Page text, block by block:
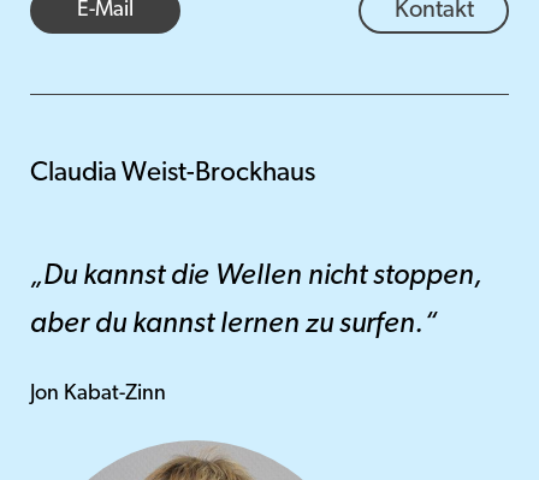
E-Mail Kontakt
Claudia Weist-Brockhaus
„Du kannst die Wellen nicht stoppen,
aber du kannst lernen zu surfen.“
Jon Kabat-Zinn